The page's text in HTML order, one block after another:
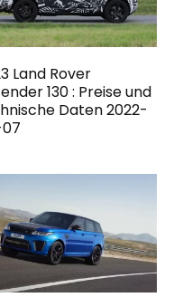
Land Rover
130 : Preise und
Daten 2022-